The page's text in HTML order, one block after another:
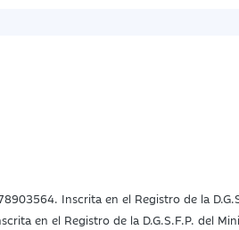
Inscrita en el Registro de la
en el Registro de la D.G.S.F.P. del